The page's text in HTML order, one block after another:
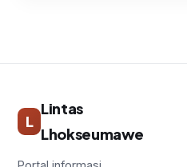
L
Lintas
Lhokseumawe